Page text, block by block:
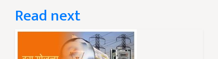
Read next